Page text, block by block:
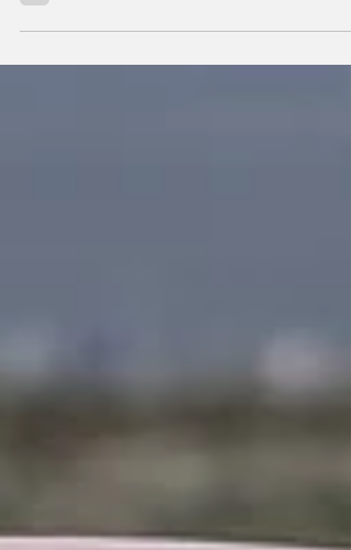
do seu desportivo elétrico à edição de 2024
da Rampa de Pikes Peak, no Colorado, EUA.
Versão...